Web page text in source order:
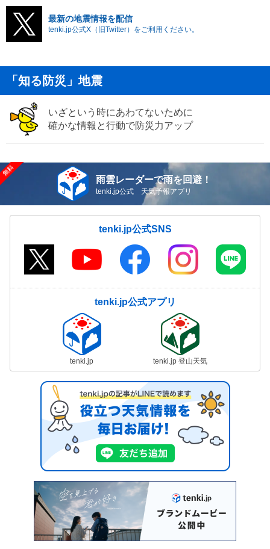
最新の地震情報を配信
tenki.jp公式X（旧Twitter）をご利用ください。
「知る防災」地震
いざという時にあわてないために
確かな情報と行動で防災力アップ
雨雲レーダーで雨を回避！
tenki.jp公式 天気予報アプリ
tenki.jp公式SNS
tenki.jp公式アプリ
tenki.jp tenki.jp 登山天気